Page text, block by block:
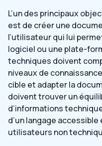
L’un des principaux
est de créer une
l’utilisateur qui lui
logiciel ou une plate-
techniques doivent
niveaux de
cible et adapter la
doivent trouver un
d’informations
d’un langage
utilisateurs non